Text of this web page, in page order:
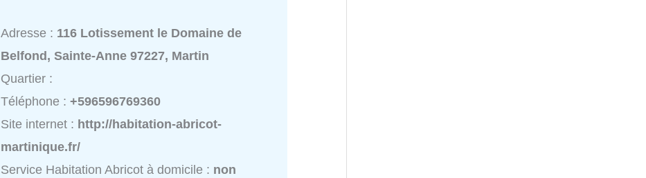
Adresse : 116 Lotissement le Domaine de
Belfond, Sainte-Anne 97227, Martin
Quartier :
Téléphone :+596596769360
Site internet : http://habitation-abricot-
martinique.fr/
Service Habitation Abricot à domicile : non